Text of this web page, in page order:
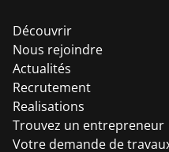
Découvrir
Nous rejoindre
Actualités
Recrutement
Realisations
Trouvez un entrepreneur
Votre demande de